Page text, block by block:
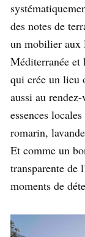
des notes de
un mobilier aux
Méditerranée
qui crée un lieu
aussi au
essences
romarin,
Et comme un
transparente de
moments de